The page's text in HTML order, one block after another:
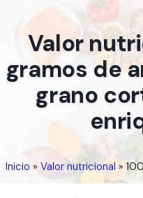
Valor
gramos de
grano
Inicio » Valor nutricional »